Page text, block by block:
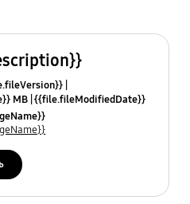
MB {{file.fileModifiedDate}}